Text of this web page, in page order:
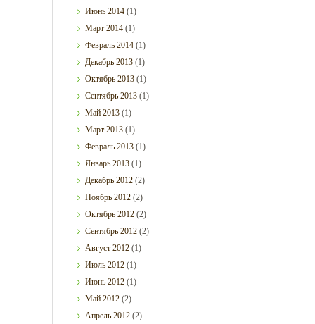
Июнь2014 (1)
Март2014 (1)
Февраль2014 (1)
Декабрь2013 (1)
Октябрь2013 (1)
Сентябрь2013 (1)
Май2013 (1)
Март2013 (1)
Февраль2013 (1)
Январь2013 (1)
Декабрь2012 (2)
Ноябрь2012 (2)
Октябрь2012 (2)
Сентябрь2012 (2)
Август2012 (1)
Июль2012 (1)
Июнь2012 (1)
Май2012 (2)
Апрель2012 (2)